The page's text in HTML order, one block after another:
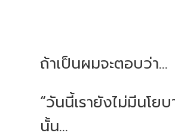
ถ้าเป็นผมจะตอบว่า...
“วันนี้เรายังไม่มีนโย
นั้น...